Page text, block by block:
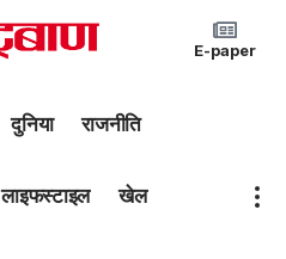
E-paper
दुनिया राजनीति
लाइफस्टाइल खेल